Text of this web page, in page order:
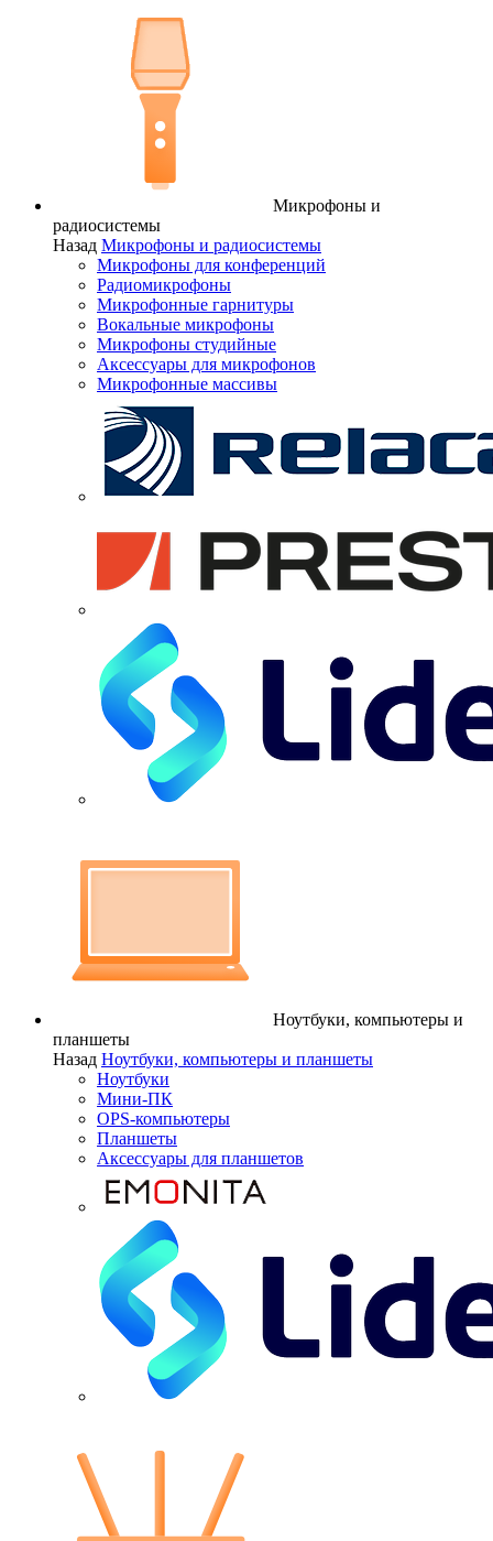
Микрофоны и
радиосистемы
Назад Микрофоны и радиосистемы
Микрофоны для конференций
Радиомикрофоны
Микрофонные гарнитуры
Вокальные микрофоны
Микрофоны студийные
Аксессуары для микрофонов
Микрофонные массивы
Ноутбуки, компьютеры и
планшеты
Назад Ноутбуки, компьютеры и планшеты
Ноутбуки
Мини-ПК
OPS-компьютеры
Планшеты
Аксессуары для планшетов